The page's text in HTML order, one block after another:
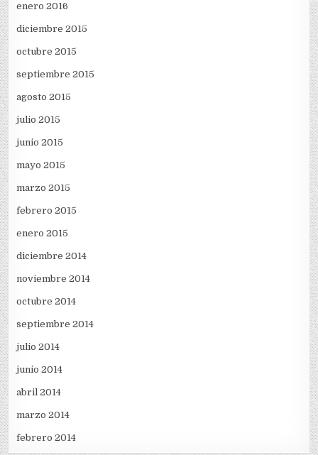
enero 2016
diciembre 2015
octubre 2015
septiembre 2015
agosto 2015
julio 2015
junio 2015
mayo 2015
marzo 2015
febrero 2015
enero 2015
diciembre 2014
noviembre 2014
octubre 2014
septiembre 2014
julio 2014
junio 2014
abril 2014
marzo 2014
febrero 2014